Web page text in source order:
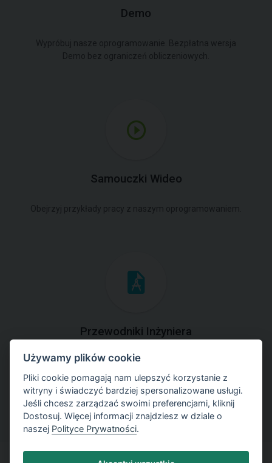
Demo
Wypróbuj nasze oprogramowanie. Bezpłatna wersja
Demo bez ograniczeń obliczeniowych.
Samouczki Wideo
Obejrzyj przykłady pracy z naszym oprogramowaniem.
Przewodniki Inżyniera
Zapoznaj się z przykładami rozwiązań zadań
geotechnicznych z zastosowaniem programów GEO5.
Używamy plików cookie
Pliki cookie pomagają nam ulepszyć korzystanie z
witryny i świadczyć bardziej spersonalizowane usługi.
Jeśli chcesz zarządzać swoimi preferencjami, kliknij
Dostosuj. Więcej informacji znajdziesz w dziale o
naszej Polityce Prywatności.